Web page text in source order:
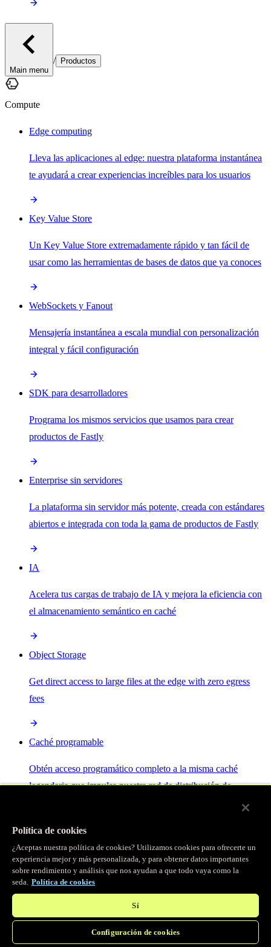
Main menu
/ Productos
Compute
Edge computing
Lleva las aplicaciones al edge: nuestra plataforma instantánea
te ayudará a crear experiencias increíbles para los usuarios
Key Value Store
Un Key Value Store extremadamente rápido y tan fácil de
usar como las herramientas de bases de datos que ya conoces
WebSockets y Fanout
Mensajería instantánea a escala mundial con personalización
integral y fácil configuración
SDK para desarrolladores
Programa los mismos servicios que usamos para crear
productos de Fastly
Enterprise sin servidores
La plataforma sin servidor más potente, creada con estándares
abiertos e integrada con toda la gama de productos de Fastly
IA
Acelera tus cargas de trabajo de IA y mejora la eficiencia con
el almacenamiento semántico en caché
Object Storage
Get direct access to large files at the edge with zero egress
fees
Caché programable
Obtén acceso programático completo a la misma caché
legendaria que impulsa nuestra red de distribución de
Servidor MCP
Control por IA para tus servicios Fastly.
Política de cookies
¿Aceptas nuestra política de cookies? Utilizamos cookies para ofrecerte un
experiencia mejor y más personalizada, y para obtener datos importantes
sobre rendimiento y análisis que nos ayudan a que todo vaya como la
seda. Política de cookies
Sí
Configuración de cookies